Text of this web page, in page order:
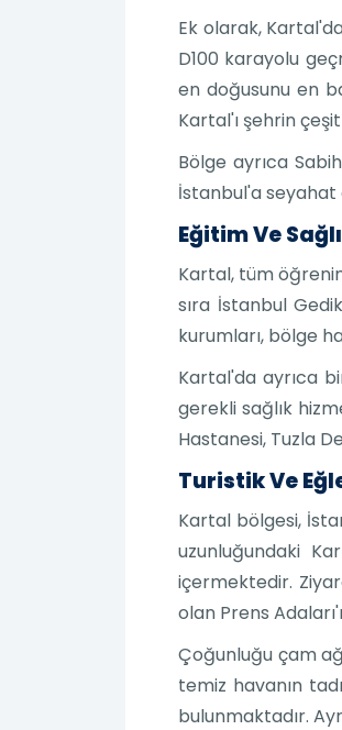
Ek olarak,
D100 karayolu
en doğusunu en
Kartal'ı şehrin
Bölge ayrıca
İstanbul'a
Eğitim Ve
Kartal, tüm
sıra İstanbul
kurumları, bölge
Kartal'da ayrıca
gerekli sağlık
Hastanesi, Tuzla
Turistik Ve
Kartal bölgesi,
uzunluğundaki
içermektedir.
olan Prens
Çoğunluğu çam
temiz havanın
bulunmaktadır.